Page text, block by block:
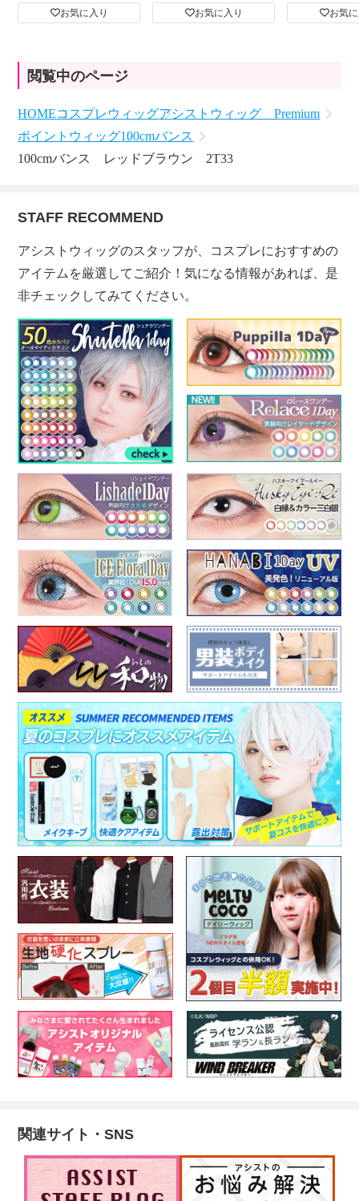
お気に入り お気に入り お気
閲覧中のページ
HOMEコスプレウィッグアシストウィッグ Premium
ポイントウィッグ100cmバンス
100cmバンス レッドブラウン 2T33
STAFF RECOMMEND
アシストウィッグのスタッフが、コスプレにおすすめの
アイテムを厳選してご紹介！気になる情報があれば、是
非チェックしてみてください。
関連サイト・SNS